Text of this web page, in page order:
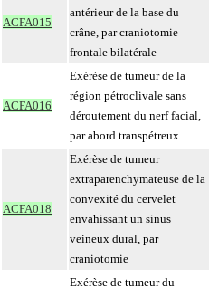
ACFA015
antérieur de la base du
crâne, par craniotomie
frontale bilatérale
ACFA016
Exérèse de tumeur de la
région pétroclivale sans
déroutement du nerf facial,
par abord transpétreux
ACFA018
Exérèse de tumeur
extraparenchymateuse de la
convexité du cervelet
envahissant un sinus
veineux dural, par
craniotomie
Exérèse de tumeur du